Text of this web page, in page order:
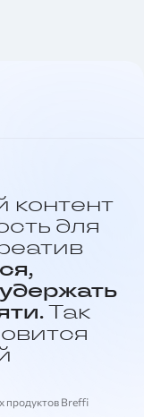
для
Так
продуктов Breffi